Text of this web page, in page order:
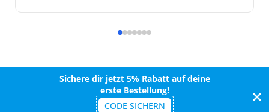
Sichere dir jetzt 5% Rabatt auf deine
erste Bestellung!
CODE SICHERN